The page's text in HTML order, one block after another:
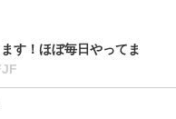
す！ほぼ毎日やってま